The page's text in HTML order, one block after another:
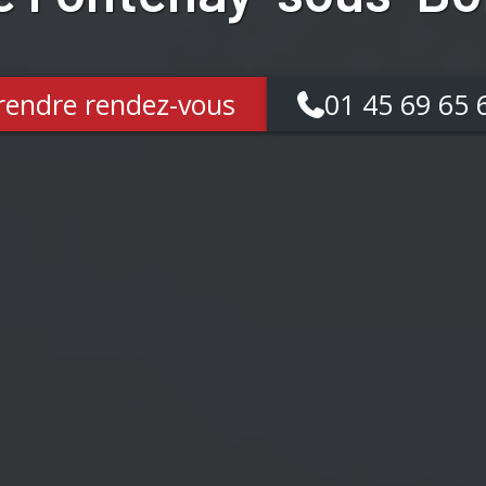
rendez-vous 01 45 69 65